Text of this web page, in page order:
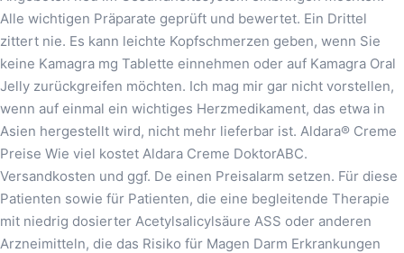
Alle wichtigen Präparate geprüft und bewertet. Ein Drittel
zittert nie. Es kann leichte Kopfschmerzen geben, wenn Sie
keine Kamagra mg Tablette einnehmen oder auf Kamagra Oral
Jelly zurückgreifen möchten. Ich mag mir gar nicht vorstellen,
wenn auf einmal ein wichtiges Herzmedikament, das etwa in
Asien hergestellt wird, nicht mehr lieferbar ist. Aldara® Creme
Preise Wie viel kostet Aldara Creme DoktorABC.
Versandkosten und ggf. De einen Preisalarm setzen. Für diese
Patienten sowie für Patienten, die eine begleitende Therapie
mit niedrig dosierter Acetylsalicylsäure ASS oder anderen
Arzneimitteln, die das Risiko für Magen Darm Erkrankungen